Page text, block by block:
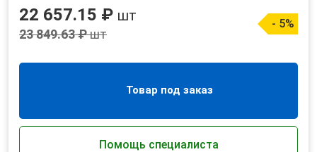
22 657.15 ₽ шт
23 849.63 ₽шт
- 5%
Товар под заказ
Помощь специалиста